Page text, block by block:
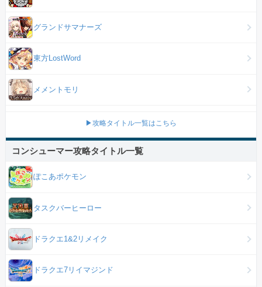
グランドサマナーズ
東方LostWord
メメントモリ
▶攻略タイトル一覧はこちら
コンシューマー攻略タイトル一覧
ぽこあポケモン
タスクバーヒーロー
ドラクエ1&2リメイク
ドラクエ7リイマジンド